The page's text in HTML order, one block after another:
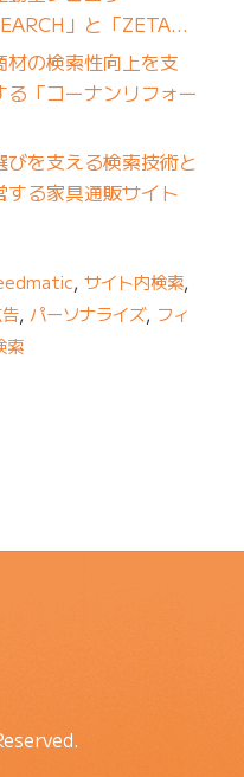
」と「ZETA…
材の検索性向上を支
「コーナンリフォー
びを支える検索技術と
る家具通販サイト
, サイト内検索,
, パーソナライズ, フィ
索